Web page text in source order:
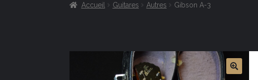
Accueil Guitares Autres Gibson A-3